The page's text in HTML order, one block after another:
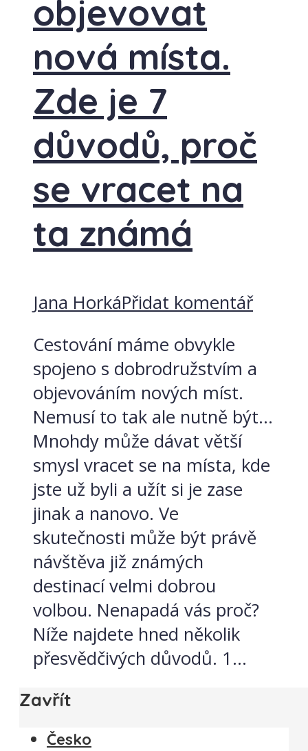
objevovat
nová místa.
Zde je 7
důvodů, proč
se vracet na
ta známá
Jana HorkáPřidat komentář
Cestování máme obvykle
spojeno s dobrodružstvím a
objevováním nových míst.
Nemusí to tak ale nutně být…
Mnohdy může dávat větší
smysl vracet se na místa, kde
jste už byli a užít si je zase
jinak a nanovo. Ve
skutečnosti může být právě
návštěva již známých
destinací velmi dobrou
volbou. Nenapadá vás proč?
Níže najdete hned několik
přesvědčivých důvodů. 1...
Zavřít
Česko